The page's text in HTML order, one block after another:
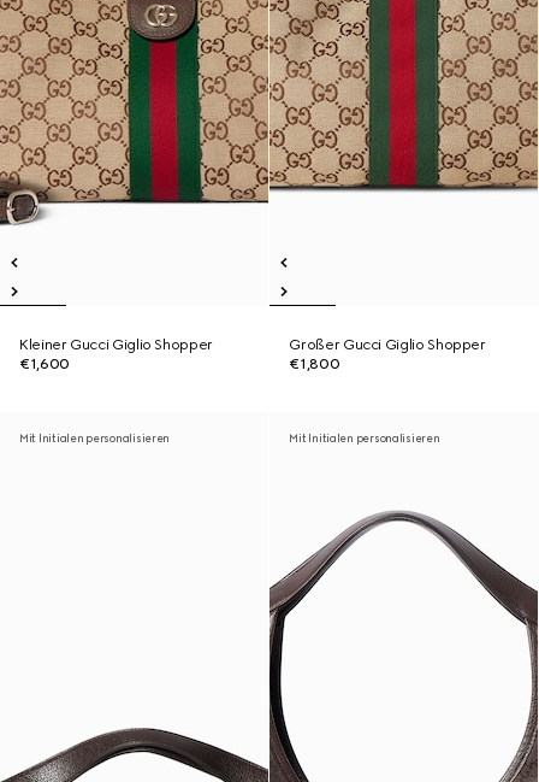
Kleiner Gucci Giglio Shopper
€1,600
Großer Gucci Giglio Shopper
€1,800
Mit Initialen personalisieren Mit Initialen personalisieren